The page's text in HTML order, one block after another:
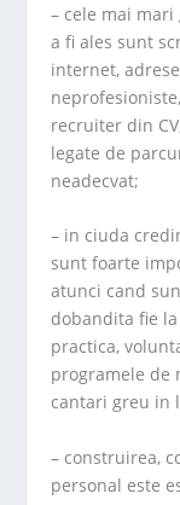
– cele mai
a fi ales sunt
internet,
recruiter din
legate de
neadecvat;
– in ciuda
sunt foarte
atunci cand
dobandita fie
practica,
programele de
cantari greu in
– construirea,
personal este